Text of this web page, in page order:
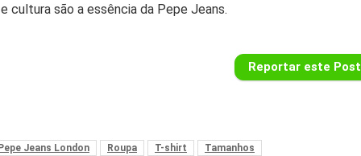
cultura são a essência da Pepe Jeans.
Reportar este Post
Pepe Jeans London Roupa T-shirt Tamanhos